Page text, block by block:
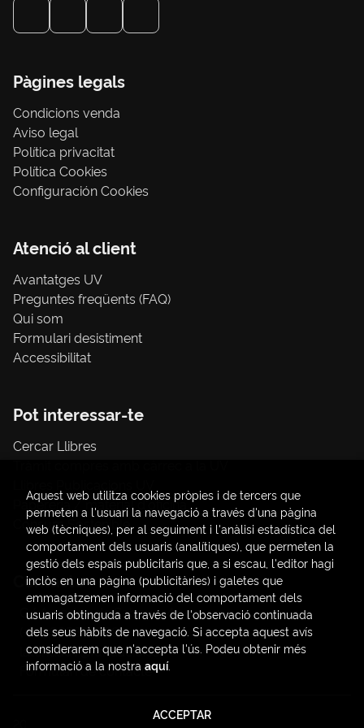
Pàgines legals
Condicions venda
Aviso legal
Política privacitat
Política Cookies
Configuración Cookies
Atenció al client
Avantatges UV
Preguntes freqüents (FAQ)
Qui som
Formulari desistiment
Accessibilitat
Pot interessar-te
Cercar Llibres
Papereria / material d'oficina
Consum Sostenible
Contacte
C/ Amadeo de Saboya, 4
(+34) 963828968
latendauv@fundacio.es
Formulari de contacte
. Tots els Drets Reservats |
Aquest web utilitza cookies pròpies i de tercers que
permeten a l'usuari la navegació a través d'una pàgina
web (tècniques), per al seguiment i l'anàlisi estadística del
comportament dels usuaris (analítiques), que permeten la
gestió dels espais publicitaris que, a si escau, l'editor hagi
inclòs en una pàgina (publicitàries) i galetes que
emmagatzemen informació del comportament dels
usuaris obtinguda a través de l'observació continuada
dels seus hàbits de navegació. Si accepta aquest avís
considerarem que n'accepta l'ús. Podeu obtenir més
informació a la nostra aquí.
ACCEPTAR